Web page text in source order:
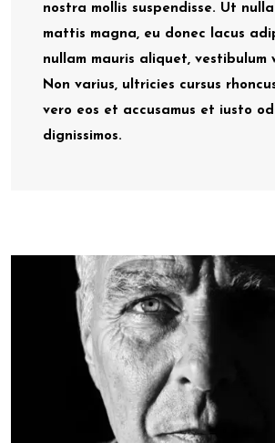
nostra mollis suspendisse. Ut
mattis magna, eu donec lacus
nullam mauris aliquet, vestibulum
Non varius, ultricies cursus
vero eos et accusamus et iusto
dignissimos.